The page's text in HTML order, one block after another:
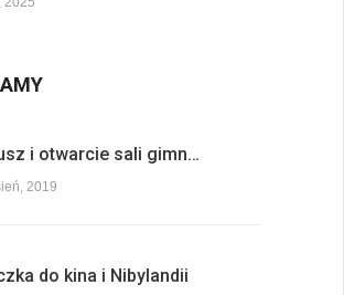
i otwarcie sali gimn…
2019
do kina i Nibylandii